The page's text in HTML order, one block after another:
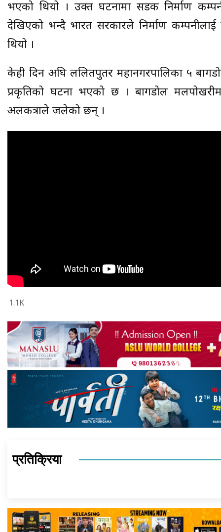
भएको थियो । उक्त घटनामा सडक निर्माण
देखिएको भन्दै भारत सरकारले निर्माण कम्पनीलाई
थियो ।
केही दिन अघि ललितपुतर महानगरपालिका ५
प्रकृतिको घटना भएको छ । बागडोल
अलकत्राले जलेको छन् ।
1.1K
प्रतिक्रिया